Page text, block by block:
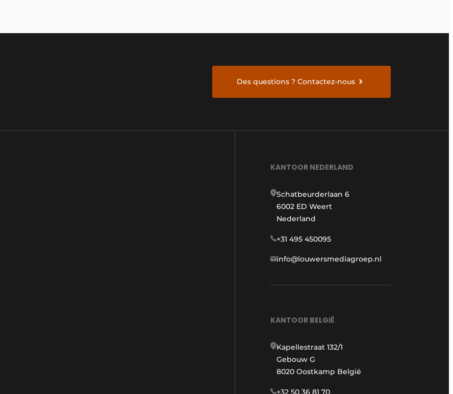
Des questions ? Contactez-nous
KANTOOR NEDERLAND
Schatbeurderlaan 6
6002 ED Weert
Nederland
+31 495 450095
info@louwersmediagroep.nl
KANTOOR BELGIË
Kapellestraat 132/1
Gebouw G
8020 Oostkamp België
+32 50 36 81 70